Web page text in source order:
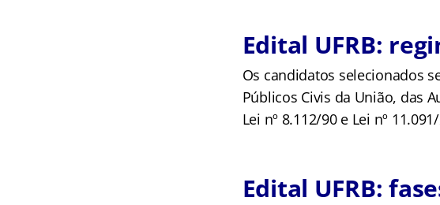
Edital UFRB:
Os candidatos selecionados
Públicos Civis da União, das
Lei nº 8.112/90 e Lei nº
Edital UFRB: